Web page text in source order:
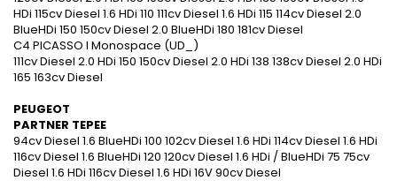
HDi 115cv Diesel 1.6 HDi 110 111cv Diesel 1.6 HDi 115 114cv Diesel 2.0
BlueHDi 150 150cv Diesel 2.0 BlueHDi 180 181cv Diesel
C4 PICASSO I Monospace (UD_)
111cv Diesel 2.0 HDi 150 150cv Diesel 2.0 HDi 138 138cv Diesel 2.0 HDi
165 163cv Diesel
PEUGEOT
PARTNER TEPEE
94cv Diesel 1.6 BlueHDi 100 102cv Diesel 1.6 HDi 114cv Diesel 1.6 HDi
116cv Diesel 1.6 BlueHDi 120 120cv Diesel 1.6 HDi / BlueHDi 75 75cv
Diesel 1.6 HDi 116cv Diesel 1.6 HDi 16V 90cv Diesel